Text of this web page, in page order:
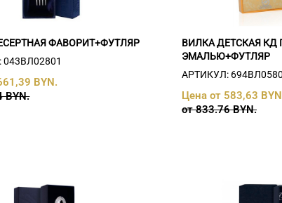
ФАВОРИТ+ФУТЛЯР
BYN.
BYN.
ВИЛКА ДЕТСКАЯ КД
ЭМАЛЬЮ+ФУТЛЯР
АРТИКУЛ:
Цена от 583,63
от 833.76 BYN.